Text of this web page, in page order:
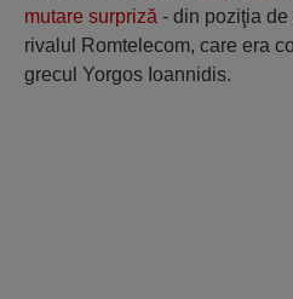
mutare surpriză - din poziţia
rivalul Romtelecom, care era
grecul Yorgos Ioannidis.